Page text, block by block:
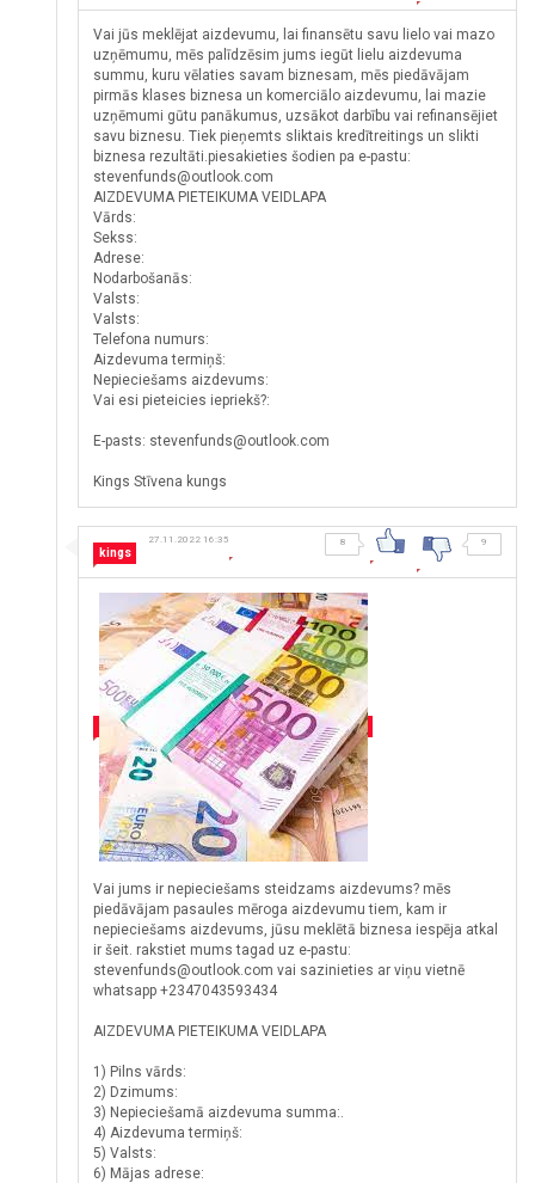
Vai jūs meklējat aizdevumu, lai finansētu savu lielo vai mazo
uzņēmumu, mēs palīdzēsim jums iegūt lielu aizdevuma
summu, kuru vēlaties savam biznesam, mēs piedāvājam
pirmās klases biznesa un komerciālo aizdevumu, lai mazie
uzņēmumi gūtu panākumus, uzsākot darbību vai refinansējiet
savu biznesu. Tiek pieņemts sliktais kredītreitings un slikti
biznesa rezultāti.piesakieties šodien pa e-pastu:
stevenfunds@outlook.com
AIZDEVUMA PIETEIKUMA VEIDLAPA
Vārds:
Sekss:
Adrese:
Nodarbošanās:
Valsts:
Valsts:
Telefona numurs:
Aizdevuma termiņš:
Nepieciešams aizdevums:
Vai esi pieteicies iepriekš?:
E-pasts: stevenfunds@outlook.com
Kings Stīvena kungs
kings
27.11.2022 16:35 8 9
Vai jums ir nepieciešams steidzams aizdevums? mēs
piedāvājam pasaules mēroga aizdevumu tiem, kam ir
nepieciešams aizdevums, jūsu meklētā biznesa iespēja atkal
ir šeit. rakstiet mums tagad uz e-pastu:
stevenfunds@outlook.com vai sazinieties ar viņu vietnē
whatsapp +2347043593434
AIZDEVUMA PIETEIKUMA VEIDLAPA
1) Pilns vārds:
2) Dzimums:
3) Nepieciešamā aizdevuma summa:.
4) Aizdevuma termiņš:
5) Valsts:
6) Mājas adrese: